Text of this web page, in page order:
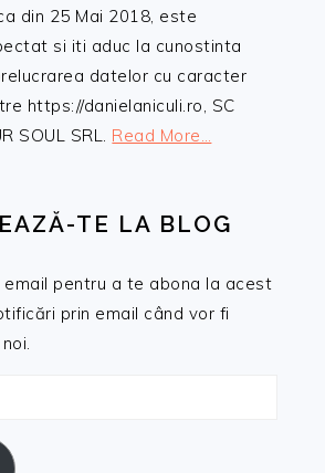
din 25 Mai 2018, este
si iti aduc la cunostinta
datelor cu caracter
https://danielaniculi.ro, SC
SOUL SRL. Read More…
TE LA BLOG
pentru a te abona la acest
prin email când vor fi